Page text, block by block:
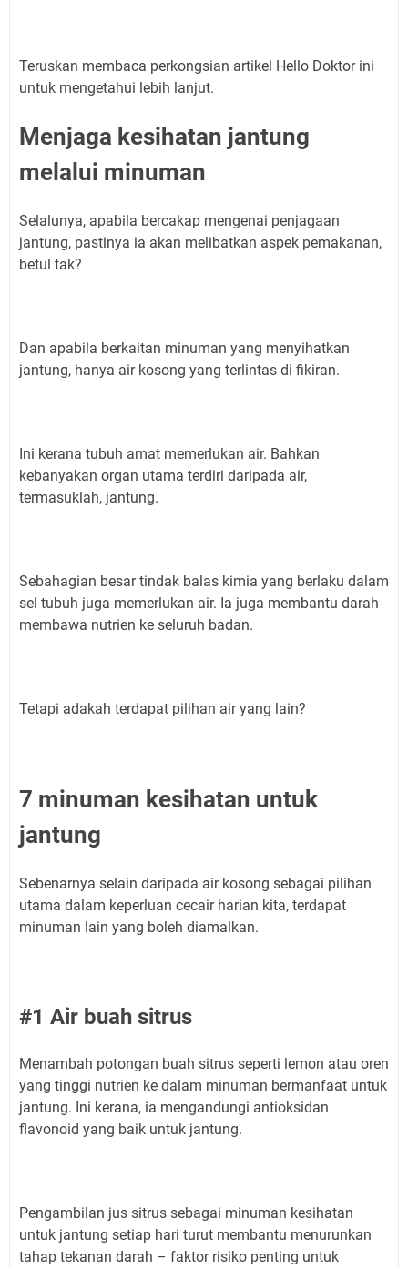
Teruskan membaca perkongsian artikel Hello Doktor ini
untuk mengetahui lebih lanjut.
Menjaga kesihatan jantung
melalui minuman
Selalunya, apabila bercakap mengenai penjagaan
jantung, pastinya ia akan melibatkan aspek pemakanan,
betul tak?
Dan apabila berkaitan minuman yang menyihatkan
jantung, hanya air kosong yang terlintas di fikiran.
Ini kerana tubuh amat memerlukan air. Bahkan
kebanyakan organ utama terdiri daripada air,
termasuklah, jantung.
Sebahagian besar tindak balas kimia yang berlaku dalam
sel tubuh juga memerlukan air. Ia juga membantu darah
membawa nutrien ke seluruh badan.
Tetapi adakah terdapat pilihan air yang lain?
7 minuman kesihatan untuk
jantung
Sebenarnya selain daripada air kosong sebagai pilihan
utama dalam keperluan cecair harian kita, terdapat
minuman lain yang boleh diamalkan.
#1 Air buah sitrus
Menambah potongan buah sitrus seperti lemon atau oren
yang tinggi nutrien ke dalam minuman bermanfaat untuk
jantung. Ini kerana, ia mengandungi antioksidan
flavonoid yang baik untuk jantung.
Pengambilan jus sitrus sebagai minuman kesihatan
untuk jantung setiap hari turut membantu menurunkan
tahap tekanan darah – faktor risiko penting untuk